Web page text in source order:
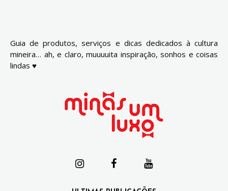
Guia de produtos, serviços e dicas dedicados à cultura
mineira… ah, e claro, muuuuita inspiração, sonhos e coisas
lindas ♥